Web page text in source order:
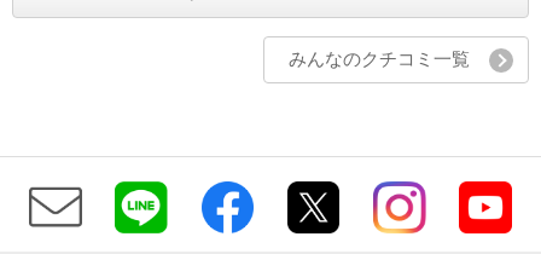
みんなのクチコミ一覧